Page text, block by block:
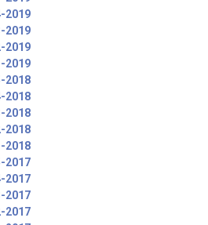
2019
2019
2019
2019
2018
2018
2018
2018
2018
2017
2017
2017
2017